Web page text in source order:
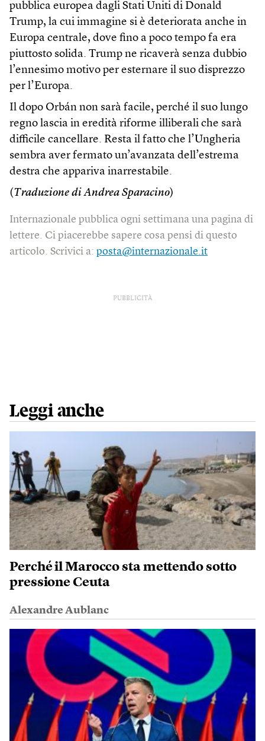
pubblica europea dagli Stati Uniti di Donald
Trump, la cui immagine si è deteriorata anche in
Europa centrale, dove fino a poco tempo fa era
piuttosto solida. Trump ne ricaverà senza dubbio
l’ennesimo motivo per esternare il suo disprezzo
per l’Europa.
Il dopo Orbán non sarà facile, perché il suo lungo
regno lascia in eredità riforme illiberali che sarà
difficile cancellare. Resta il fatto che l’Ungheria
sembra aver fermato un’avanzata dell’estrema
destra che appariva inarrestabile.
(Traduzione di Andrea Sparacino)
Internazionale pubblica ogni settimana una pagina di
lettere. Ci piacerebbe sapere cosa pensi di questo
articolo. Scrivici a: posta@internazionale.it
PUBBLICITÀ
Leggi anche
Perché il Marocco sta mettendo sotto
pressione Ceuta
Alexandre Aublanc